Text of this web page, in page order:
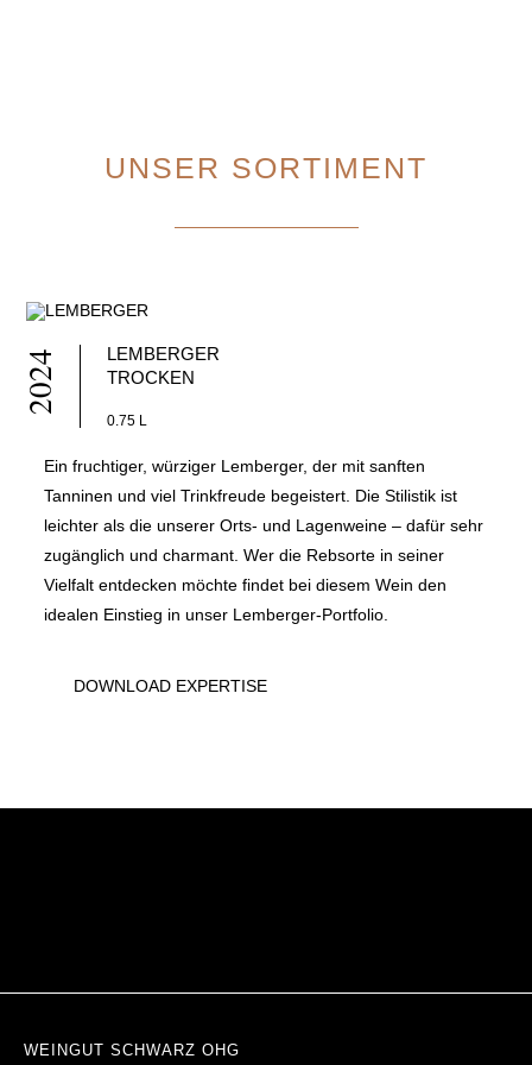
UNSER SORTIMENT
2024
LEMBERGER
TROCKEN
0.75 L
Ein fruchtiger, würziger Lemberger, der mit sanften
Tanninen und viel Trinkfreude begeistert. Die Stilistik ist
leichter als die unserer Orts- und Lagenweine – dafür sehr
zugänglich und charmant. Wer die Rebsorte in seiner
Vielfalt entdecken möchte findet bei diesem Wein den
idealen Einstieg in unser Lemberger-Portfolio.
DOWNLOAD EXPERTISE
WEINGUT SCHWARZ OHG